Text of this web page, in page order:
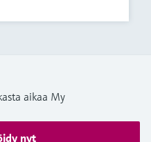
aikaa My
nyt